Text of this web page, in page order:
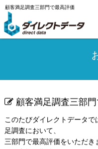
顧客満足調査三部門で最高評価
顧客満足調査三部門
このたびダイレクトデータ
足調査において、
三部門で最高評価をいただ